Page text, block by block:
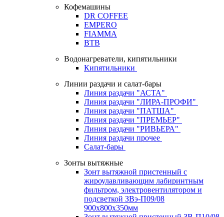
Кофемашины
DR COFFEE
EMPERO
FIAMMA
BTB
Водонагреватели, кипятильники
Кипятильники
Линии раздачи и салат-бары
Линия раздачи "АСТА"
Линия раздачи "ЛИРА-ПРОФИ"
Линия раздачи "ПАТША"
Линия раздачи "ПРЕМЬЕР"
Линия раздачи "РИВЬЕРА"
Линия раздачи прочее
Салат-бары
Зонты вытяжные
Зонт вытяжной пристенный с
жироулавливающим лабиринтным
фильтром, электровентилятором и
подсветкой ЗВэ-П09/08
900х800х350мм